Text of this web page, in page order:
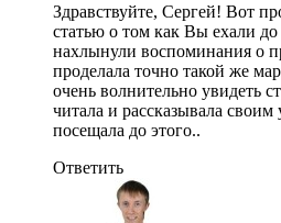
Здравствуйте, Сергей! Вот
статью о том как Вы ехали
нахлынули воспоминания о
проделала точно такой же
очень волнительно увидеть
читала и рассказывала
посещала до этого..
Ответить